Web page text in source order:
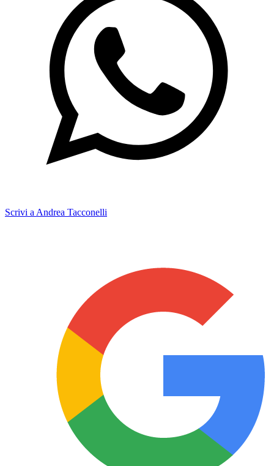
Scrivi a Andrea Tacconelli